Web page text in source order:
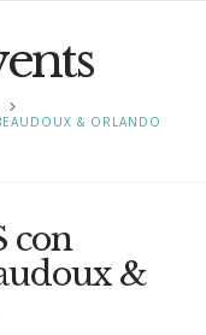
& ORLANDO
con
&